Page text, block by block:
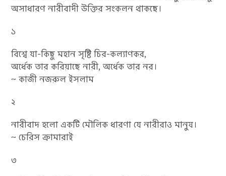
অসাধারণ নারীবাদী উক্তির সংকলন থাকছে।
১
বিশ্বে যা-কিছু মহান সৃষ্টি চির-কল্যাণকর,
অর্ধেক তার করিয়াছে নারী, অর্ধেক তার নর।
~ কাজী নজরুল ইসলাম
২
নারীবাদ হলো একটি মৌলিক ধারণা যে নারীরাও মানুষ।
~ চেরিস ক্রামারাই
৩